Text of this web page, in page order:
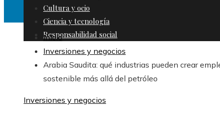
Cultura y ocio
Ciencia y tecnología
Responsabilidad social
Inicio
Inversiones y negocios
Arabia Saudita: qué industrias pueden crear
sostenible más allá del petróleo
Inversiones y negocios